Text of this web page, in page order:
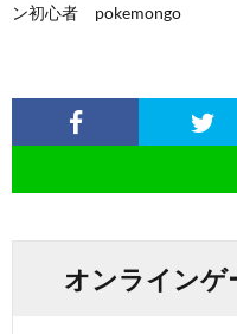
ン初心者 pokemongo
オンラインゲ